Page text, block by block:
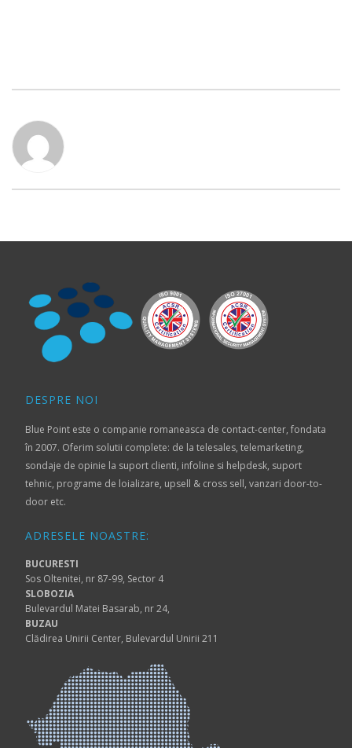
DESPRE NOI
Blue Point este o companie romaneasca de contact-center, fondata
în 2007. Oferim solutii complete: de la telesales, telemarketing,
sondaje de opinie la suport clienti, infoline si helpdesk, suport
tehnic, programe de loializare, upsell & cross sell, vanzari door-to-
door etc.
ADRESELE NOASTRE:
BUCURESTI
Sos Oltenitei, nr 87-99, Sector 4
SLOBOZIA
Bulevardul Matei Basarab, nr 24,
BUZAU
Clădirea Unirii Center, Bulevardul Unirii 211